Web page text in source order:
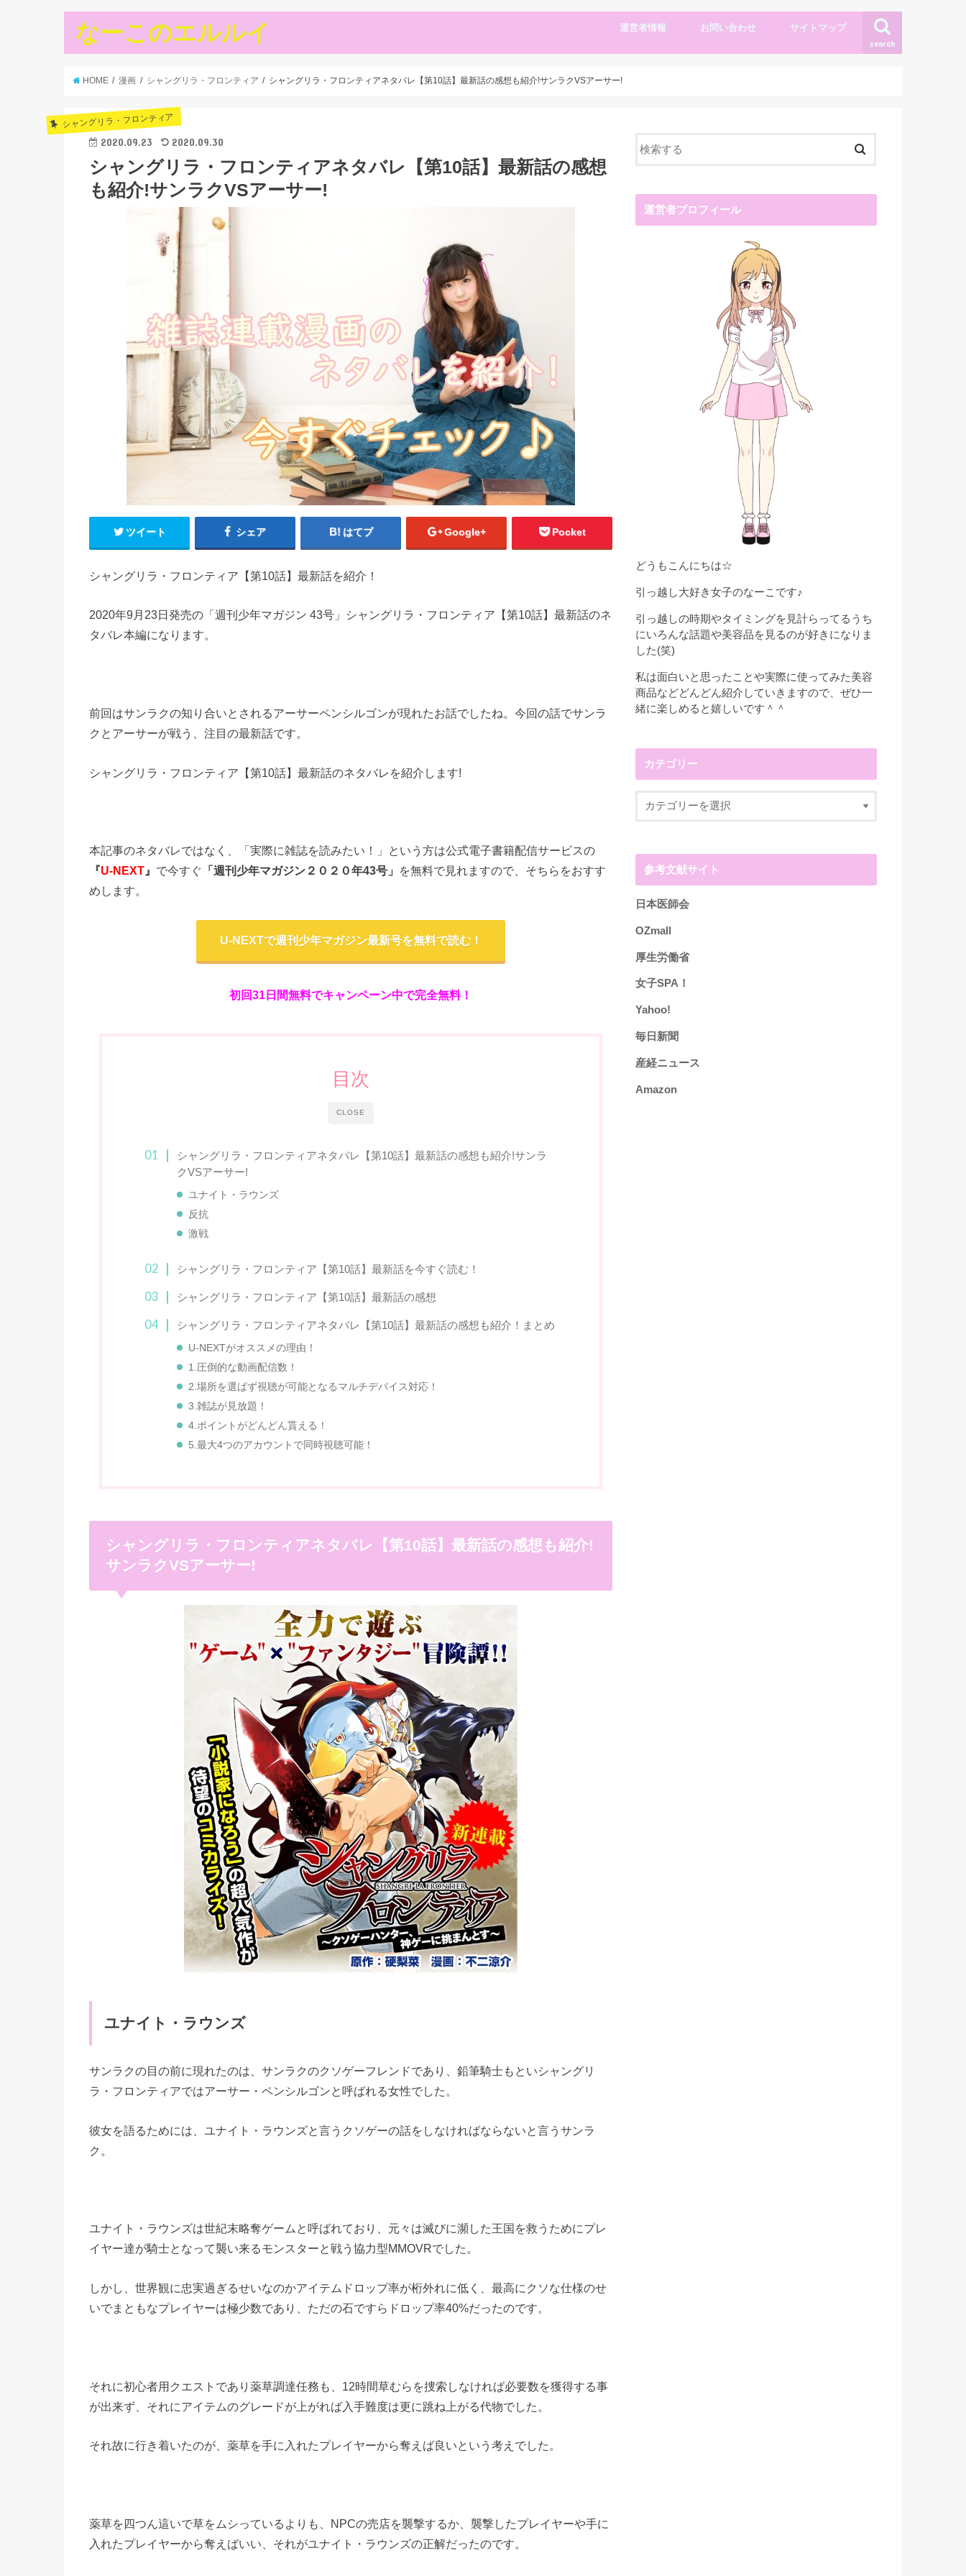
なーこのエルルイ search
運営者情報 お問い合わせ サイトマップ
HOME 漫画 シャングリラ・フロンティア シャングリラ・フロンティアネタバレ【第10話】最新話の感想も紹介!サンラクVSアーサー!
シャングリラ・フロンティア
2020.09.23 2020.09.30
シャングリラ・フロンティアネタバレ【第10話】最新話の感想
も紹介!サンラクVSアーサー!
ツイート シェア はてブ Google+ Pocket
シャングリラ・フロンティア【第10話】最新話を紹介！
2020年9月23日発売の「週刊少年マガジン 43号」シャングリラ・フロンティア【第10話】最新話のネ
タバレ本編になります。
前回はサンラクの知り合いとされるアーサーペンシルゴンが現れたお話でしたね。今回の話でサンラ
クとアーサーが戦う、注目の最新話です。
シャングリラ・フロンティア【第10話】最新話のネタバレを紹介します!
本記事のネタバレではなく、「実際に雑誌を読みたい！」という方は公式電子書籍配信サービスの
『U-NEXT 』 で今すぐ 「週刊少年マガジン２０２０年43号 」
を無料で見れますので、そちらをおすす
めします。
U-NEXTで週刊少年マガジン最新号を無料で読む！
初回31日間無料でキャンペーン中で完全無料！
CLOSE
目次
シャングリラ・フロンティアネタバレ【第10話】最新話の感想も紹介!サンラ
クVSアーサー!
ユナイト・ラウンズ
反抗
激戦
シャングリラ・フロンティア【第10話】最新話を今すぐ読む！
シャングリラ・フロンティア【第10話】最新話の感想
シャングリラ・フロンティアネタバレ【第10話】最新話の感想も紹介！まとめ
U-NEXTがオススメの理由！
1.圧倒的な動画配信数！
2.場所を選ばず視聴が可能となるマルチデバイス対応！
3.雑誌が見放題！
4.ポイントがどんどん貰える！
5.最大4つのアカウントで同時視聴可能！
シャングリラ・フロンティアネタバレ【第10話】最新話の感想も紹介!
サンラクVSアーサー!
ユナイト・ラウンズ
サンラクの目の前に現れたのは、サンラクのクソゲーフレンドであり、鉛筆騎士もといシャングリ
ラ・フロンティアではアーサー・ペンシルゴンと呼ばれる女性でした。
彼女を語るためには、ユナイト・ラウンズと言うクソゲーの話をしなければならないと言うサンラ
ク。
ユナイト・ラウンズは世紀末略奪ゲームと呼ばれており、元々は滅びに瀕した王国を救うためにプレ
イヤー達が騎士となって襲い来るモンスターと戦う協力型MMOVRでした。
しかし、世界観に忠実過ぎるせいなのかアイテムドロップ率が桁外れに低く、最高にクソな仕様のせ
いでまともなプレイヤーは極少数であり、ただの石ですらドロップ率40%だったのです。
それに初心者用クエストであり薬草調達任務も、12時間草むらを捜索しなければ必要数を獲得する事
が出来ず、それにアイテムのグレードが上がれば入手難度は更に跳ね上がる代物でした。
それ故に行き着いたのが、薬草を手に入れたプレイヤーから奪えば良いという考えでした。
薬草を四つん這いで草をムシっているよりも、NPCの売店を襲撃するか、襲撃したプレイヤーや手に
入れたプレイヤーから奪えばいい、それがユナイト・ラウンズの正解だったのです。
運営者プロフィール
どうもこんにちは☆
引っ越し大好き女子のなーこです♪
引っ越しの時期やタイミングを見計らってるうち
にいろんな話題や美容品を見るのが好きになりま
した(笑)
私は面白いと思ったことや実際に使ってみた美容
商品などどんどん紹介していきますので、ぜひ一
緒に楽しめると嬉しいです＾＾
カテゴリー
参考文献サイト
日本医師会
OZmall
厚生労働省
女子SPA！
Yahoo!
毎日新聞
産経ニュース
Amazon